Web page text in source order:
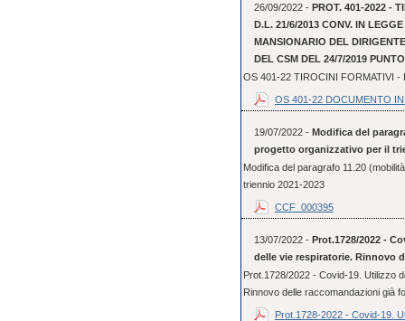
26/09/2022 - PROT. 401-2022 -
D.L. 21/6/2013 CONV. IN
MANSIONARIO DEL
DEL CSM DEL 24/7/2019
OS 401-22 TIROCINI FORMATIVI
OS 401-22 DOCUMENTO
19/07/2022 - Modifica del
progetto organizzativo per il
Modifica del paragrafo 11.20
triennio 2021-2023
CCF_000395
13/07/2022 - Prot.1728/2022 -
delle vie respiratorie. Rinnovo
Prot.1728/2022 - Covid-19. Utilizzo
Rinnovo delle raccomandazioni già
Prot.1728-2022 - Covid-19.